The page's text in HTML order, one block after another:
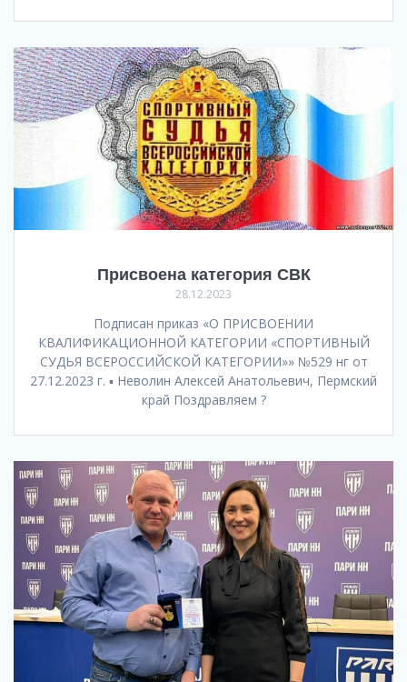
Присвоена категория СВК
28.12.2023
Подписан приказ «О ПРИСВОЕНИИ
КВАЛИФИКАЦИОННОЙ КАТЕГОРИИ «СПОРТИВНЫЙ
СУДЬЯ ВСЕРОССИЙСКОЙ КАТЕГОРИИ»» №529 нг от
27.12.2023 г. ▪️ Неволин Алексей Анатольевич, Пермский
край Поздравляем ?